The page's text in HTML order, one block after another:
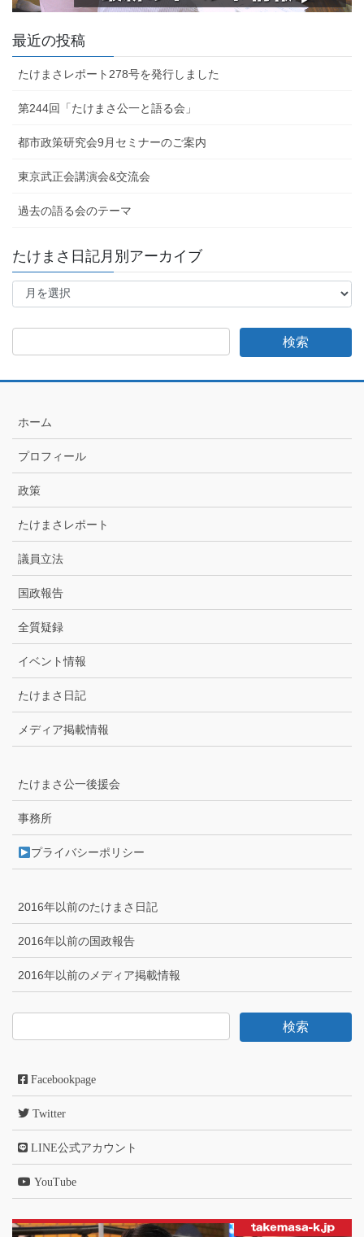
最近の投稿
たけまさレポート278号を発行しました
第244回「たけまさ公一と語る会」
都市政策研究会9月セミナーのご案内
東京武正会講演会&交流会
過去の語る会のテーマ
たけまさ日記月別アーカイブ
た
さ
月
カ
ブ
ホーム
プロフィール
政策
たけまさレポート
議員立法
国政報告
全質疑録
イベント情報
たけまさ日記
メディア掲載情報
たけまさ公一後援会
事務所
プライバシーポリシー
2016年以前のたけまさ日記
2016年以前の国政報告
2016年以前のメディア掲載情報
Facebookpage
Twitter
LINE公式アカウント
YouTube